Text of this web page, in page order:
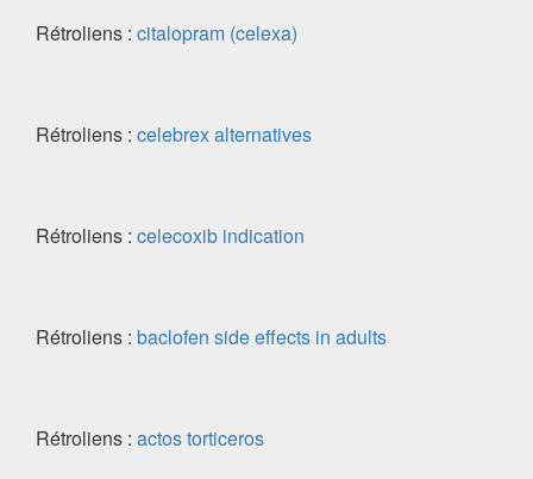
Rétroliens : citalopram (celexa)
Rétroliens : celebrex alternatives
Rétroliens : celecoxib indication
Rétroliens : baclofen side effects in adults
Rétroliens : actos torticeros